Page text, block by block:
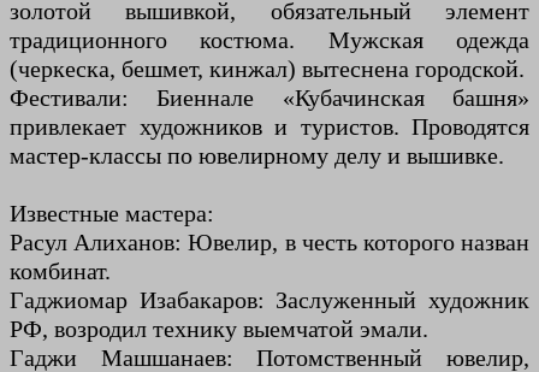
золотой вышивкой, обязательный элемент
традиционного костюма. Мужская одежда
(черкеска, бешмет, кинжал) вытеснена городской.
Фестивали: Биеннале «Кубачинская башня»
привлекает художников и туристов. Проводятся
мастер-классы по ювелирному делу и вышивке.
Известные мастера:
Расул Алиханов: Ювелир, в честь которого назван
комбинат.
Гаджиомар Изабакаров: Заслуженный художник
РФ, возродил технику выемчатой эмали.
Гаджи Машшанаев: Потомственный ювелир,